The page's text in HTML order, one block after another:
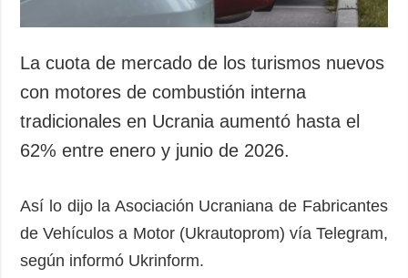
La cuota de mercado de los turismos nuevos
con motores de combustión interna
tradicionales en Ucrania aumentó hasta el
62% entre enero y junio de 2026.
Así lo dijo la Asociación Ucraniana de Fabricantes
de Vehículos a Motor (Ukrautoprom) vía Telegram,
según informó Ukrinform.